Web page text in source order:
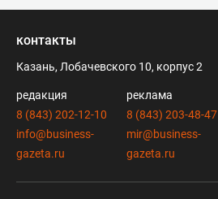
контакты
Казань, Лобачевского 10, корпус 2
редакция
8 (843) 202-12-10
info@business-
gazeta.ru
реклама
8 (843) 203-48-47
mir@business-
gazeta.ru